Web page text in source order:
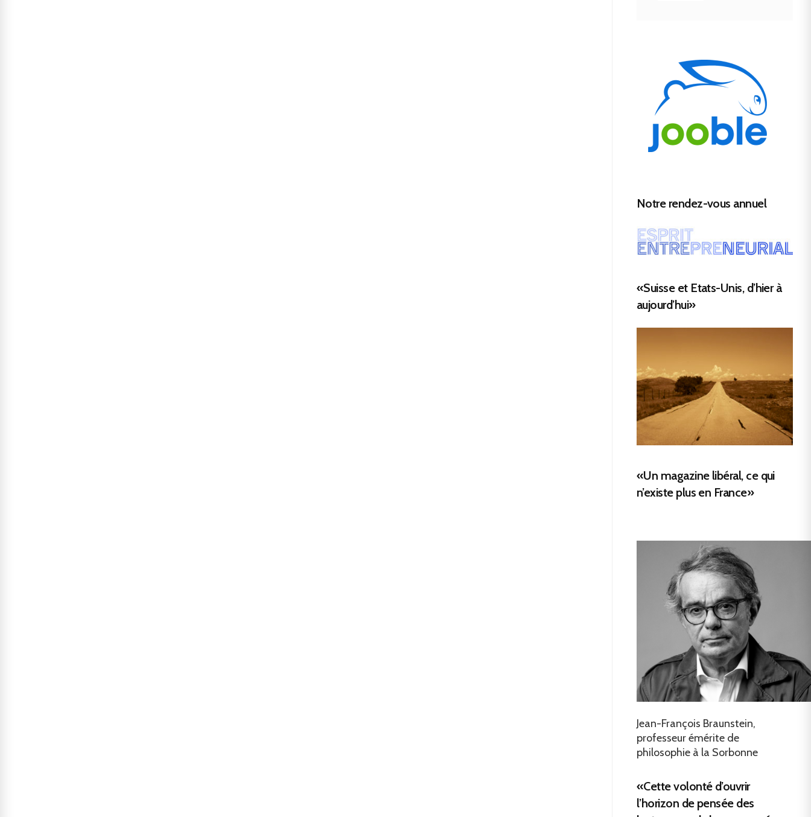
Notre rendez-vous annuel
«Suisse et Etats-Unis, d’hier à
aujourd’hui»
«Un magazine libéral, ce qui
n’existe plus en France»
Jean-François Braunstein,
professeur émérite de
philosophie à la Sorbonne
«Cette volonté d’ouvrir
l’horizon de pensée des